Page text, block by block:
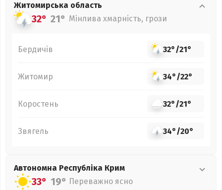
Житомирська область
32° 21° Мінлива хмарність, грози
Бердичів 32°/21°
Житомир 34°/22°
Коростень 32°/21°
Звягель 34°/20°
Автономна Республіка Крим
33° 19° Переважно ясно